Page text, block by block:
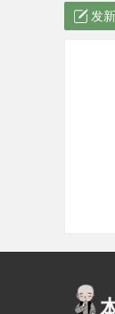
发